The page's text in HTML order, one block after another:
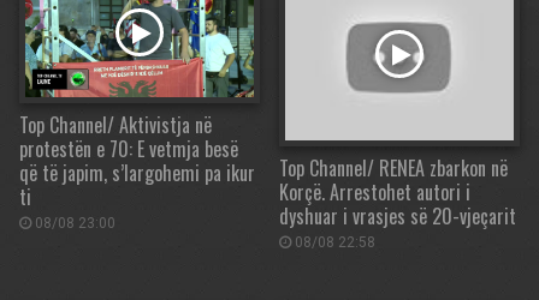
Top Channel/ Aktivistja në
protestën e 70: E vetmja besë
që të japim, s’largohemi pa ikur
ti
08/08 23:00
Top Channel/ RENEA zbarkon në
Korçë. Arrestohet autori i
dyshuar i vrasjes së 20-vjeçarit
08/08 22:58